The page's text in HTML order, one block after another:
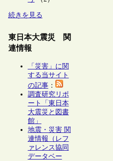
続きを見る
東日本大震災 関
連情報
「災害」に関
する当サイト
の記事：
調査研究リポ
ート「東日本
大震災と図書
館」
地震・災害 関
連情報（レフ
ァレンス協同
データベー